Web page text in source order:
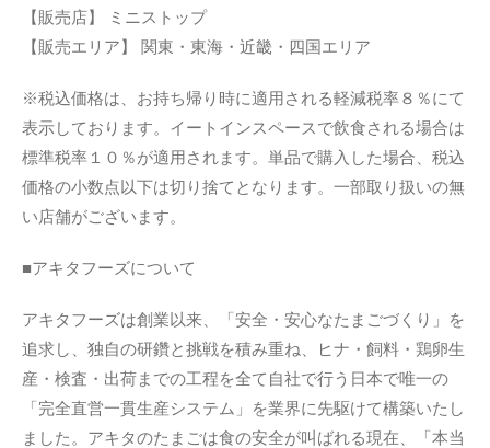
【販売店】 ミニストップ
【販売エリア】 関東・東海・近畿・四国エリア
※税込価格は、お持ち帰り時に適用される軽減税率８％にて
表示しております。イートインスペースで飲食される場合は
標準税率１０％が適用されます。単品で購入した場合、税込
価格の小数点以下は切り捨てとなります。一部取り扱いの無
い店舗がございます。
■アキタフーズについて
アキタフーズは創業以来、「安全・安心なたまごづくり」を
追求し、独自の研鑽と挑戦を積み重ね、ヒナ・飼料・鶏卵生
産・検査・出荷までの工程を全て自社で行う日本で唯一の
「完全直営一貫生産システム」を業界に先駆けて構築いたし
ました。アキタのたまごは食の安全が叫ばれる現在、「本当